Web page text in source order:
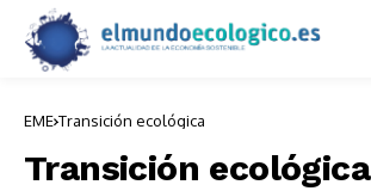
EME Transición ecológica
Transición ecológica